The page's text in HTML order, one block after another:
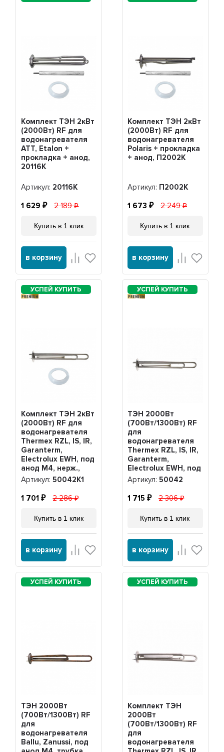
Комплект ТЭН 2кВт
(2000Вт) RF для
водонагревателя
ATT, Etalon +
прокладка + анод,
20116K
Артикул: 20116K
1 629 2 189
Купить в 1 клик
в корзину
Комплект ТЭН 2кВт
(2000Вт) RF для
водонагревателя
Polaris + прокладка
+ анод, П2002K
Артикул: П2002K
1 673 2 249
Купить в 1 клик
в корзину
PREMIUM
Комплект ТЭН 2кВт
(2000Вт) RF для
водонагревателя
Thermex RZL, IS, IR,
Garanterm,
Electrolux EWH, под
анод М4, нерж.,
PREMIUM +
прокладка,
50042K1
Артикул:50042K1
1 701 2 286
Купить в 1 клик
в корзину
PREMIUM
ТЭН 2000Вт
(700Вт/1300Вт) RF
для
водонагревателя
Thermex RZL, IS, IR,
Garanterm,
Electrolux EWH, под
анод М4, нерж,
PREMIUM, 50042
Артикул: 50042
1 715 2 306
Купить в 1 клик
в корзину
ТЭН 2000Вт
(700Вт/1300Вт) RF
для
водонагревателя
Ballu, Zanussi, под
Комплект ТЭН
2000Вт
(700Вт/1300Вт) RF
для
водонагревателя